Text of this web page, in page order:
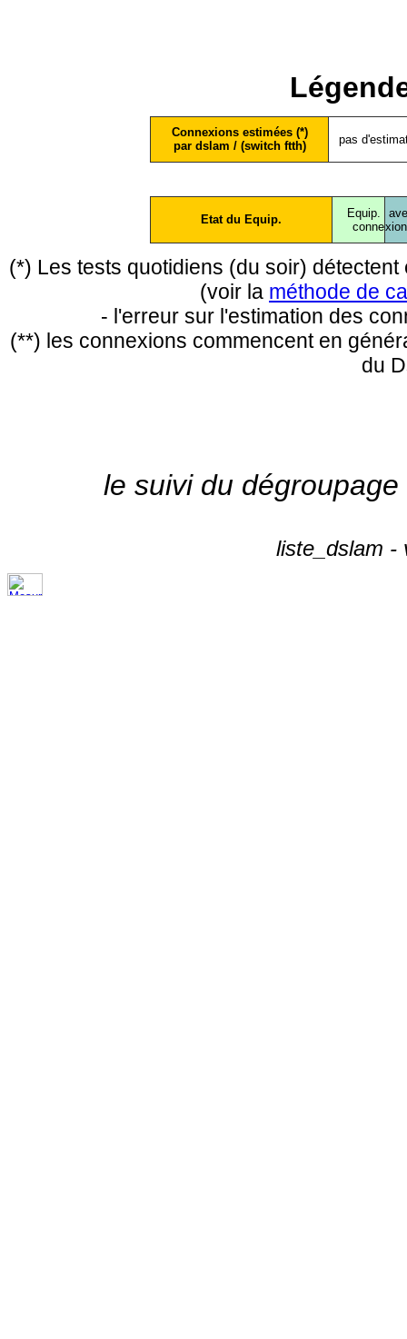
Connexions estimées (*)
par dslam / (switch ftth)
pas
Etat du Equip.
Equip.
conne
(*) Les tests quotidiens (du soir)
(voir la méthode de
- l'erreur sur l'estimation des
(**) les connexions commencent en
du
le suivi du
liste_dslam -